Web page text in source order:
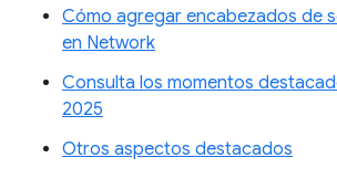
Cómo agregar encabezados de
en Network
Consulta los momentos
2025
Otros aspectos destacados